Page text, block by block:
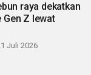
raya dekatkan
Gen Z lewat
Juli 2026